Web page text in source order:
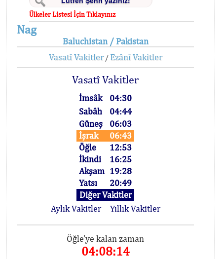
Ülkeler Listesi İçin Tıklayınız
Nag
Baluchistan / Pakistan
Vasatî Vakitler/ Ezânî Vakitler
Vasatî Vakitler
İmsâk
04:30
Sabâh
04:44
Güneş
06:03
İşrak
06:43
Öğle
12:53
İkindi
16:25
Akşam 19:28
Yatsı
20:49
Diğer Vakitler
Aylık Vakitler
Yıllık Vakitler
Öğle'ye kalan zaman
04:08:14